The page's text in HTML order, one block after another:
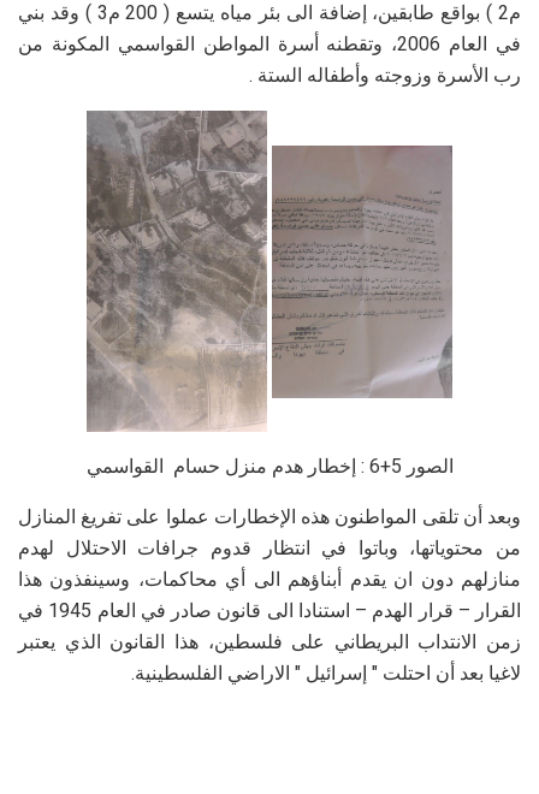
م2 ) بواقع طابقين، إضافة الى بئر مياه يتسع ( 200 م3 ) وقد بني
في العام 2006، وتقطنه أسرة المواطن القواسمي المكونة من
رب الأسرة وزوجته وأطفاله الستة .
الصور 5+6 : إخطار هدم منزل حسام القواسمي
وبعد أن تلقى المواطنون هذه الإخطارات عملوا على تفريغ المنازل
من محتوياتها، وباتوا في انتظار قدوم جرافات الاحتلال لهدم
منازلهم دون ان يقدم أبناؤهم الى أي محاكمات، وسينفذون هذا
القرار – قرار الهدم – استنادا الى قانون صادر في العام 1945 في
زمن الانتداب البريطاني على فلسطين، هذا القانون الذي يعتبر
لاغيا بعد أن احتلت " إسرائيل " الاراضي الفلسطينية.